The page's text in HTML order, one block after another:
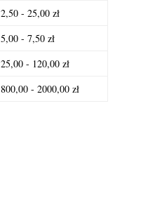
2,50 - 25,00 zł
5,00 - 7,50 zł
25,00 - 120,00 zł
800,00 - 2000,00 zł